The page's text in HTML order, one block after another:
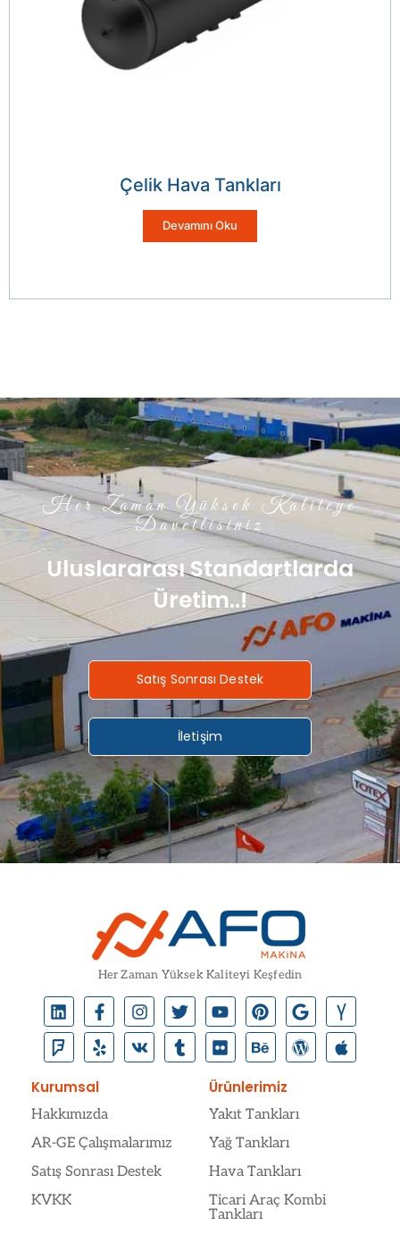
Çelik Hava Tankları
Devamını Oku
Her Zaman Yüksek Kaliteye
Davetlisiniz
Uluslararası Standartlarda
Üretim..!
Satış Sonrası Destek
İletişim
Her Zaman Yüksek Kaliteyi Keşfedin
Kurumsal
Hakkımızda
AR-GE Çalışmalarımız
Satış Sonrası Destek
KVKK
Ürünlerimiz
Yakıt Tankları
Yağ Tankları
Hava Tankları
Ticari Araç Kombi
Tankları